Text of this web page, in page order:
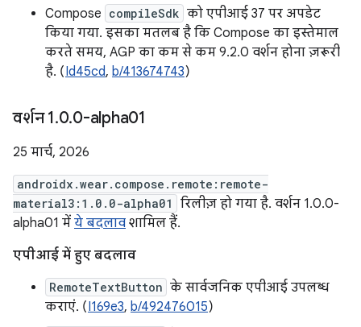
Compose compileSdk को एपीआई 37 पर अपडेट
किया गया. इसका मतलब है कि Compose का इस्तेमाल
करते समय, AGP का कम से कम 9.2.0 वर्शन होना ज़रूरी
है. (Id45cd, b/413674743)
वर्शन 1.0.0-alpha01
25 मार्च, 2026
androidx.wear.compose.remote:remote-
material3:1.0.0-alpha01
रिलीज़ हो गया है. वर्शन 1.0.0-
alpha01 में ये बदलाव शामिल हैं.
एपीआई में हुए बदलाव
RemoteTextButton के सार्वजनिक एपीआई उपलब्ध
कराएं. (I169e3, b/492476015)